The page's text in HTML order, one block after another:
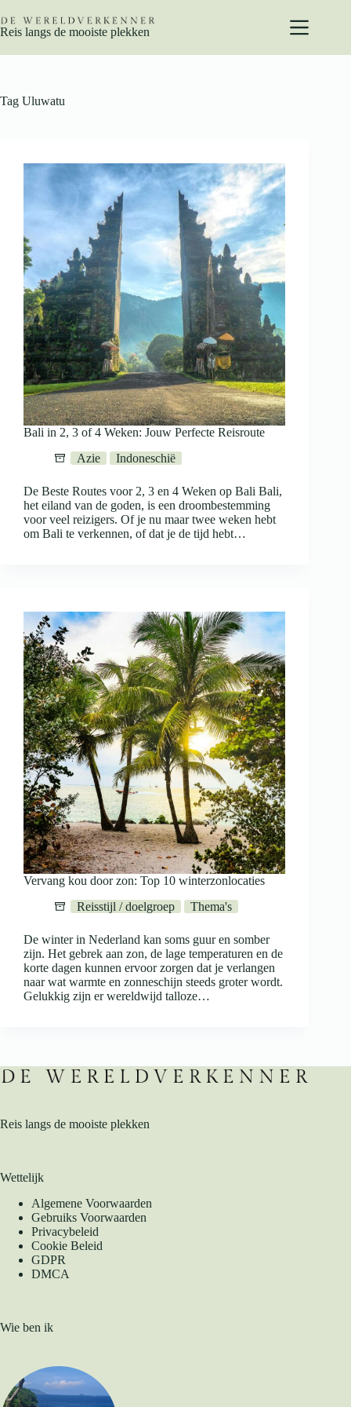
naar
de
Reis langs de mooiste plekken
Tag Uluwatu
Bali in 2, 3 of 4 Weken: Jouw Perfecte Reisroute
Azie
Indoneschië
De Beste Routes voor 2, 3 en 4 Weken op Bali Bali,
het eiland van de goden, is een droombestemming
voor veel reizigers. Of je nu maar twee weken hebt
om Bali te verkennen, of dat je de tijd hebt…
Vervang kou door zon: Top 10 winterzonlocaties
Reisstijl / doelgroep
Thema's
De winter in Nederland kan soms guur en somber
zijn. Het gebrek aan zon, de lage temperaturen en de
korte dagen kunnen ervoor zorgen dat je verlangen
naar wat warmte en zonneschijn steeds groter wordt.
Gelukkig zijn er wereldwijd talloze…
Reis langs de mooiste plekken
Wettelijk
Algemene Voorwaarden
Gebruiks Voorwaarden
Privacybeleid
Cookie Beleid
GDPR
DMCA
Wie ben ik